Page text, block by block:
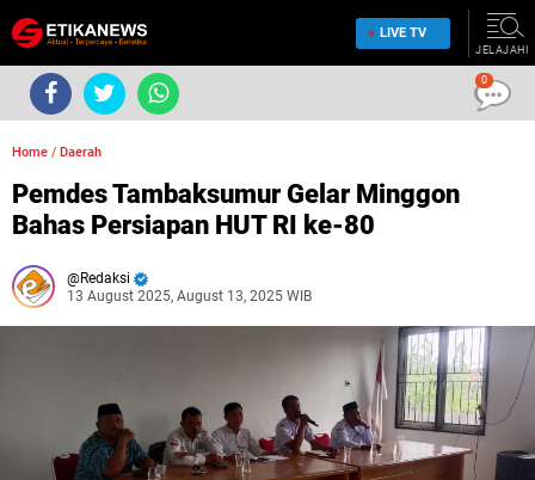
LIVE TV
JELAJAHI
Home / Daerah
Pemdes Tambaksumur Gelar Minggon
Bahas Persiapan HUT RI ke-80
Redaksi
13 August 2025, August 13, 2025 WIB
0